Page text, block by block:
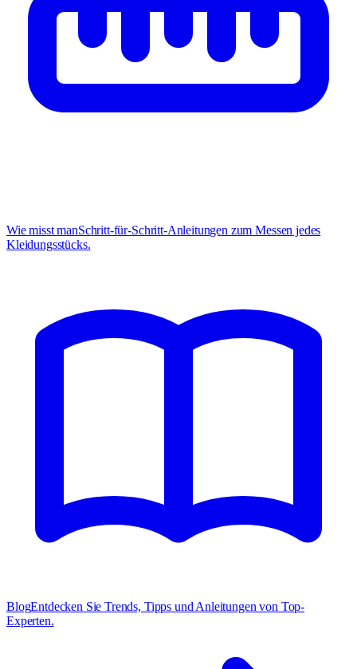
Wie misst manSchritt-für-Schritt-Anleitungen zum Messen jedes
Kleidungsstücks.
BlogEntdecken Sie Trends, Tipps und Anleitungen von Top-
Experten.